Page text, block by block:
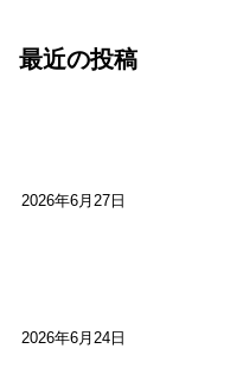
最近の投稿
2026年6月27日
2026年6月24日